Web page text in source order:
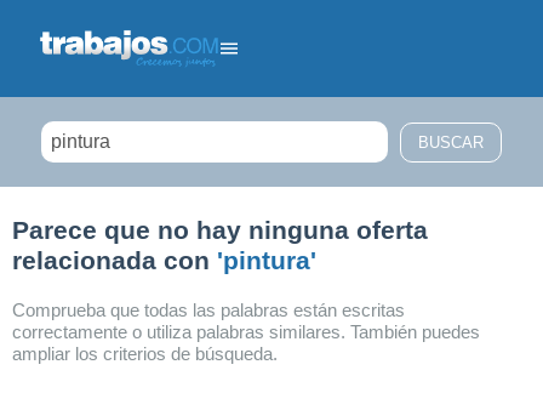
Parece que no hay ninguna oferta
relacionada con 'pintura'
Comprueba que todas las palabras están escritas
correctamente o utiliza palabras similares. También puedes
ampliar los criterios de búsqueda.